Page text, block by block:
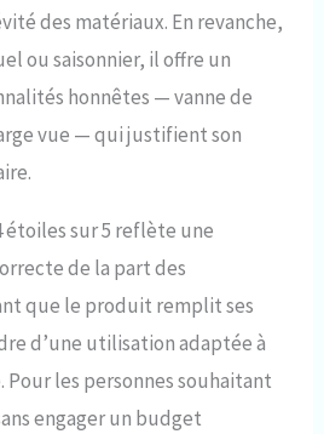
des matériaux. En revanche,
ou saisonnier, il offre un
honnêtes — vanne de
vue — qui justifient son
étoiles sur 5 reflète une
de la part des
que le produit remplit ses
d’une utilisation adaptée à
Pour les personnes souhaitant
engager un budget